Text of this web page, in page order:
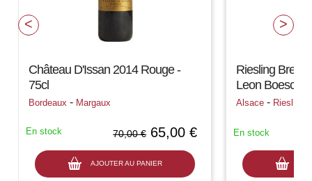
Château D'Issan 2014 Rouge -
75cl
Bordeaux - Margaux
70,00 € 65,00 €
AJOUTER AU PANIER
En stock
Riesling
Leon Boesch -
Alsace - Riesling
En stock